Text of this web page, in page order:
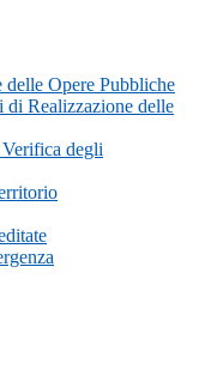
Opere Pubbliche
di Realizzazione delle
degli